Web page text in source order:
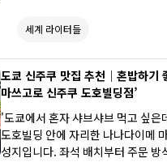
세계 라이터들
도쿄 신주쿠 맛집 추천｜혼밥하기
마쓰고로 신주쿠 도호빌딩점’
'도쿄에서 혼자 샤브샤브 먹고 싶
도호빌딩 안에 자리한 나나다이메
성지입니다. 좌석 배치부터 주문